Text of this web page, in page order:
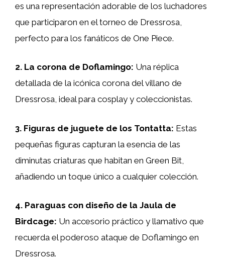
es una representación adorable de los luchadores
que participaron en el torneo de Dressrosa,
perfecto para los fanáticos de One Piece.
2. La corona de Doflamingo: Una réplica
detallada de la icónica corona del villano de
Dressrosa, ideal para cosplay y coleccionistas.
3. Figuras de juguete de los Tontatta: Estas
pequeñas figuras capturan la esencia de las
diminutas criaturas que habitan en Green Bit,
añadiendo un toque único a cualquier colección.
4. Paraguas con diseño de la Jaula de
Birdcage: Un accesorio práctico y llamativo que
recuerda el poderoso ataque de Doflamingo en
Dressrosa.